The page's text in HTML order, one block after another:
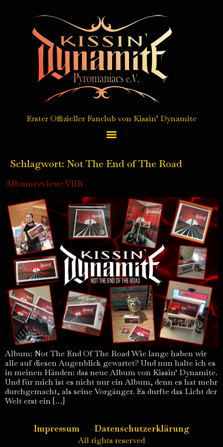
Erster Offizieller Fanclub von Kissin’ Dynamite
Schlagwort: Not The End of The Road
Albumreview: Villi
Album: Not The End Of The Road Wie lange haben wir
alle auf diesen Augenblick gewartet? Und nun halte ich es
in meinen Händen: das neue Album von Kissin‘ Dynamite.
Und für mich ist es nicht nur ein Album, denn es hat mehr
durchgemacht, als seine Vorgänger. Es durfte das Licht der
Welt erst ein […]
Impressum Datenschutzerklärung
All rights reserved